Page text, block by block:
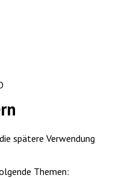
spätere Verwendung
Themen: